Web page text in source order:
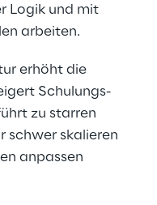
Logik und mit
arbeiten.
erhöht die
Schulungs-
zu starren
schwer skalieren
anpassen